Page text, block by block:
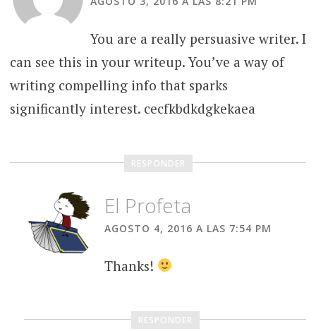
You are a really persuasive writer. I
can see this in your writeup. You’ve a way of
writing compelling info that sparks
significantly interest. cecfkbdkdgkekaea
RESPONDER
El Profeta
AGOSTO 4, 2016 A LAS 7:54 PM
Thanks!
RESPONDER